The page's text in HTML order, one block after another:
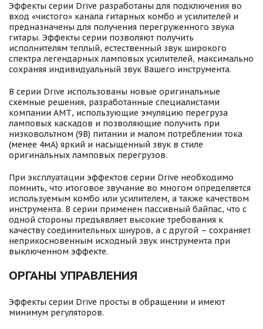
Эффекты серии Drive разработаны для подключения во
вход «чистого» канала гитарных комбо и усилителей и
предназначены для получения перегруженного звука
гитары. Эффекты серии позволяют получить
исполнителям теплый, естественный звук широкого
спектра легендарных ламповых усилителей, максимально
сохраняя индивидуальный звук Вашего инструмента.
В серии Drive использованы новые оригинальные
схемные решения, разработанные специалистами
компании АМТ, использующие эмуляцию перегруза
ламповых каскадов и позволяющие получить при
низковольтном (9В) питании и малом потреблении тока
(менее 4мА) яркий и насыщенный звук в стиле
оригинальных ламповых перегрузов.
При эксплуатации эффектов серии Drive необходимо
помнить, что итоговое звучание во многом определяется
используемым комбо или усилителем, а также качеством
инструмента. В серии применен пассивный байпас, что с
одной стороны предъявляет высокие требования к
качеству соединительных шнуров, а с другой – сохраняет
неприкосновенным исходный звук инструмента при
выключенном эффекте.
ОРГАНЫ УПРАВЛЕНИЯ
Эффекты серии Drive просты в обращении и имеют
минимум регуляторов.